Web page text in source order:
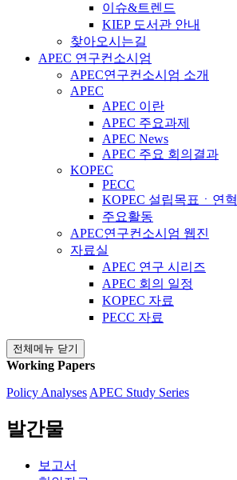
이슈&트렌드
KIEP 도서관 안내
찾아오시는길
APEC 연구컨소시엄
APEC연구컨소시엄 소개
APEC
APEC 이란
APEC 주요과제
APEC News
APEC 주요 회의결과
KOPEC
PECC
KOPEC 설립목표ㆍ연혁
주요활동
APEC연구컨소시엄 웹진
자료실
APEC 연구 시리즈
APEC 회의 일정
KOPEC 자료
PECC 자료
전체메뉴 닫기
Working Papers
Policy Analyses APEC Study Series
발간물
보고서